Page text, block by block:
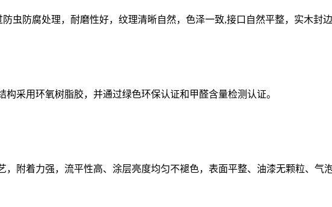
虫防腐处理，耐磨性好，纹理清晰自然，色泽一致,接口自然平整，实木封边
采用环氧树脂胶，并通过绿色环保认证和甲醛含量检测认证。
，附着力强，流平性高、涂层亮度均匀不褪色，表面平整、油漆无颗粒、气